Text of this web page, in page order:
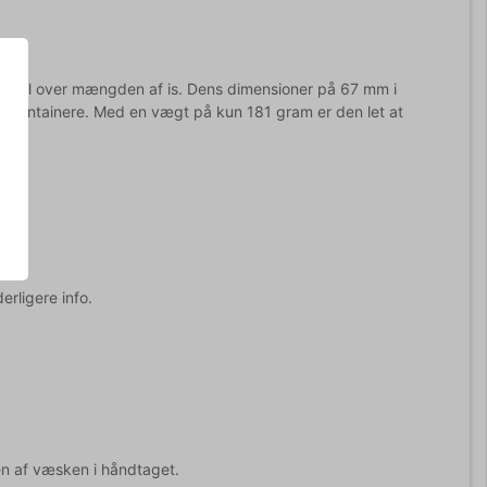
over mængden af is. Dens dimensioner på 67 mm i
Med en vægt på kun 181 gram er den let at
info.
af væsken i håndtaget.